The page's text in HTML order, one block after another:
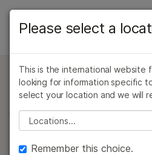
ラーニング
サポート
NovaSeq X Series Overview
仕様
アプリケーションと手法
バーチャルツアー
NovaSeq Xシリーズ仕様
ハイスループッ
の新標準
Please select a
This is the international website
looking for information specific
select your location and we will
Please select a location
Remember this choice.
高いコンテンツへのリン
がん研究
微生物研究
農学研究
複雑な疾患